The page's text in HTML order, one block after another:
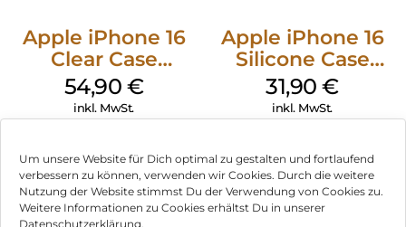
Um unsere Website für Dich optimal zu gestalten und fortlaufend
verbessern zu können, verwenden wir Cookies. Durch die weitere
Nutzung der Website stimmst Du der Verwendung von Cookies zu.
Weitere Informationen zu Cookies erhältst Du in unserer
Datenschutzerklärung.
Apple iPhone 16
Clear Case
MagSafe
Transparent
54,90 €
inkl. MwSt.
Apple iPhone 16
Silicone Case
MagSafe Fuchsia
31,90€
inkl. MwSt.
Impressum